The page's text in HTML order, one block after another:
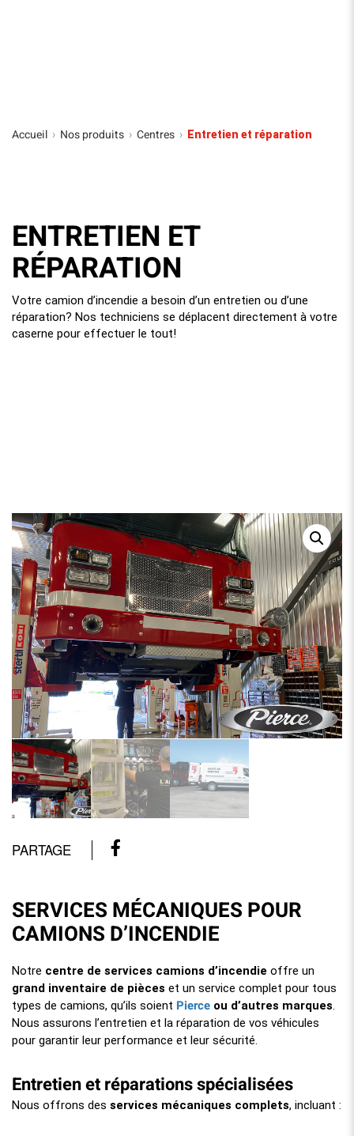
Accueil › Nos produits › Centres › Entretien et réparation
ENTRETIEN ET
RÉPARATION
Votre camion d’incendie a besoin d’un entretien ou d’une
réparation? Nos techniciens se déplacent directement à votre
caserne pour effectuer le tout!
PARTAGE
SERVICES MÉCANIQUES POUR
CAMIONS D’INCENDIE
Notre centre de services camions d’incendie offre un
grand inventaire de pièces et un service complet pour tous
types de camions, qu’ils soient Pierce ou d’autres marques.
Nous assurons l’entretien et la réparation de vos véhicules
pour garantir leur performance et leur sécurité.
Entretien et réparations spécialisées
Nous offrons des services mécaniques complets, incluant :